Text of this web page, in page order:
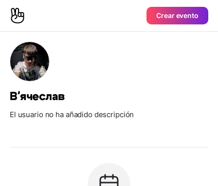
Crear evento
В'ячеслав
El usuario no ha añadido descripción